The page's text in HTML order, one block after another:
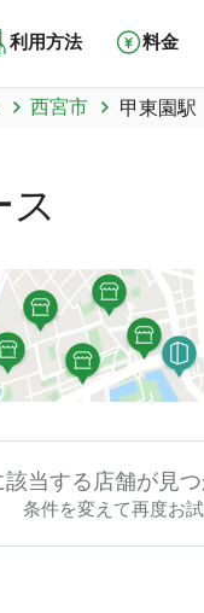
利用方法 料金
西宮市 甲東園駅
当する店舗が見
条件を変えて再度お